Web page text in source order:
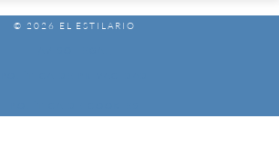
© 2026 EL ESTILARIO